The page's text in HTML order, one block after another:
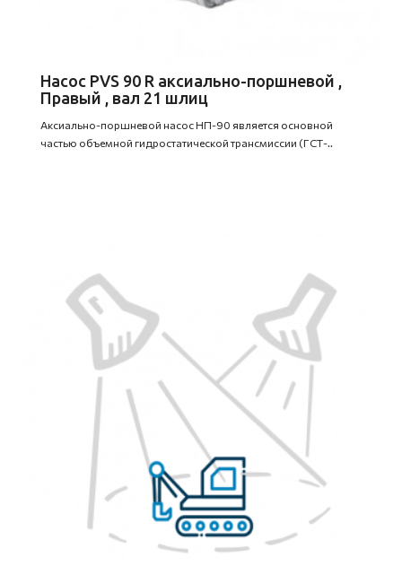
Насос PVS 90 R аксиально-поршневой ,
Правый , вал 21 шлиц
Аксиально-поршневой насос НП-90 является основной
частью объемной гидростатической трансмиссии (ГСТ-..